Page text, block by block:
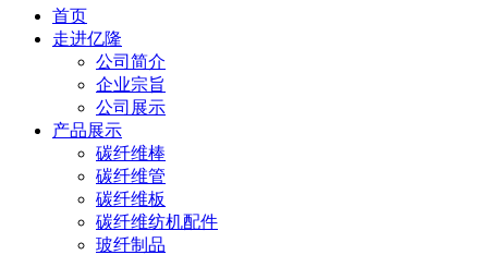
首页
走进亿隆
公司简介
企业宗旨
公司展示
产品展示
碳纤维棒
碳纤维管
碳纤维板
碳纤维纺机配件
玻纤制品